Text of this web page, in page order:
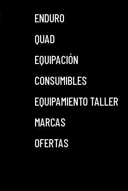
ENDURO
QUAD
EQUIPACIÓN
CONSUMIBLES
EQUIPAMIENTO TALLER
MARCAS
OFERTAS